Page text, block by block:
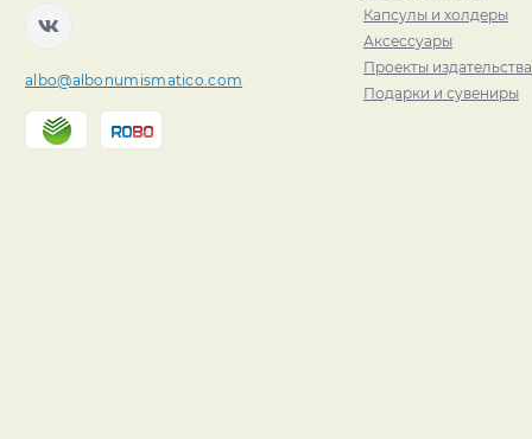
albo@albonumismatico.com
Капсулы и холдеры
Аксессуары
Проекты издательства
Подарки и сувениры